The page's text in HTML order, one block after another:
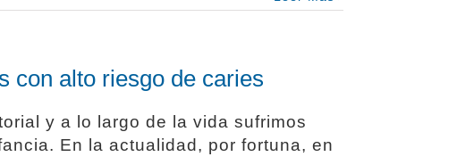
con alto riesgo de caries
y a lo largo de la vida sufrimos
En la actualidad, por fortuna, en